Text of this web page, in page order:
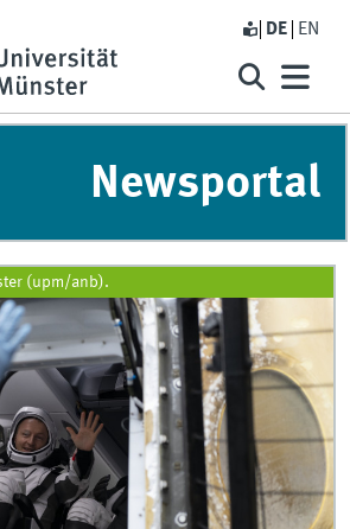
DE EN
Newsportal
(upm/anb).